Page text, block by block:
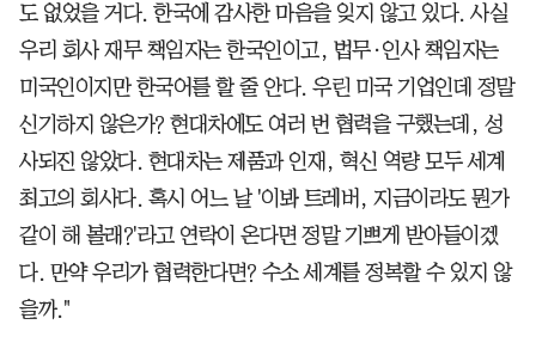
도 없었을 거다. 한국에 감사한 마음을 잊지 않고 있다. 사실
우리 회사 재무 책임자는 한국인이고, 법무·인사 책임자는
미국인이지만 한국어를 할 줄 안다. 우린 미국 기업인데 정말
신기하지 않은가? 현대차에도 여러 번 협력을 구했는데, 성
사되진 않았다. 현대차는 제품과 인재, 혁신 역량 모두 세계
최고의 회사다. 혹시 어느 날 '이봐 트레버, 지금이라도 뭔가
같이 해 볼래?'라고 연락이 온다면 정말 기쁘게 받아들이겠
다. 만약 우리가 협력한다면? 수소 세계를 정복할 수 있지 않
을까."